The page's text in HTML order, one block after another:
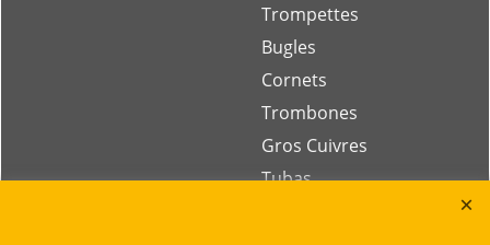
Trompettes
Bugles
Cornets
Trombones
Gros Cuivres
Tubas